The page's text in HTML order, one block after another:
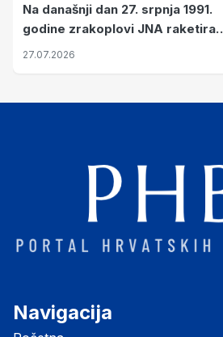
Na današnji dan 27. srpnja 1991.
godine zrakoplovi JNA raketirali
su vojarnu i obučni centar "Nikola
27.07.2026
Navigacija